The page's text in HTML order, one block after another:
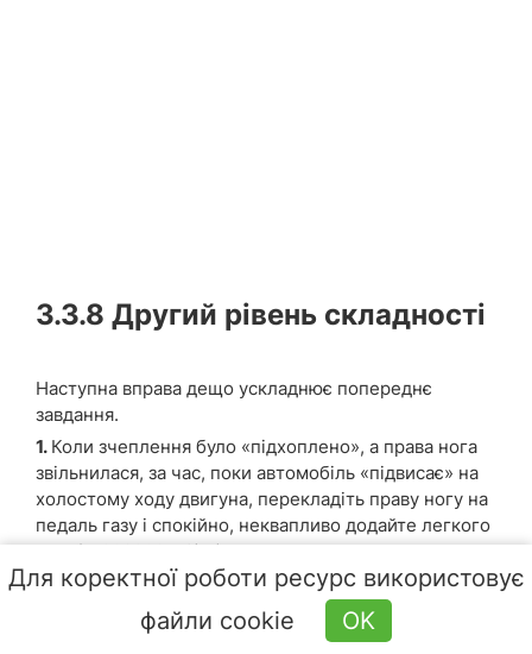
3.3.8 Другий рівень складності
Наступна вправа дещо ускладнює попереднє
завдання.
1. Коли зчеплення було «підхоплено», а права нога
звільнилася, за час, поки автомобіль «підвисає» на
холостому ходу двигуна, перекладіть праву ногу на
педаль газу і спокійно, неквапливо додайте легкого
газу (15002000 об/хв).
2. Щойно ваше вухо почуло, що мотор «прокинувся»
і автомобіль готовий до руху, підніміть педаль
зчеплення ще на 3~5 мм.
Для коректної роботи ресурс використовує
файли cookie
OK